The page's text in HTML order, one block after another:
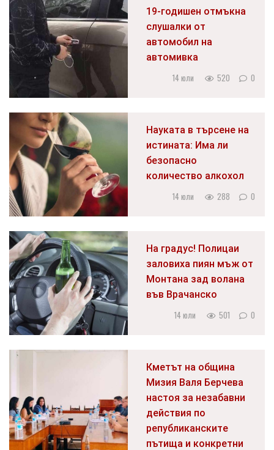
19-годишен отмъкна
слушалки от
автомобил на
автомивка
14 юли 520 0
Науката в търсене на
истината: Има ли
безопасно
количество алкохол
14 юли 288 0
На градус! Полицаи
заловиха пиян мъж от
Монтана зад волана
във Врачанско
14 юли 501 0
Кметът на община
Мизия Валя Берчева
настоя за незабавни
действия по
републиканските
пътища и конкретни